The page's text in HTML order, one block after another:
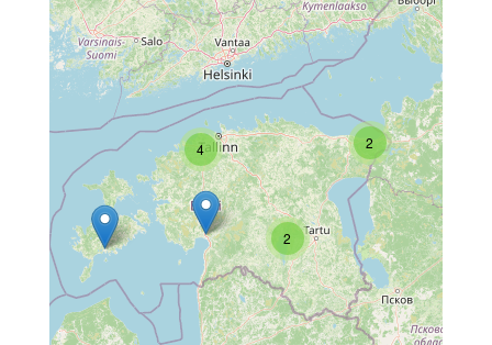
2
2
4